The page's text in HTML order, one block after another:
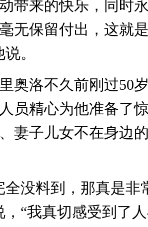
带来的快乐，同时
无保留付出，这就
。
洛不久前刚过50岁
员精心为他准备了
妻子儿女不在身边
没料到，那真是非
，“我真切感受到了